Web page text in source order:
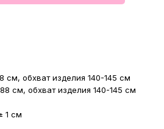
см, обхват изделия 140-145 см
см, обхват изделия 140-145 см
1 см